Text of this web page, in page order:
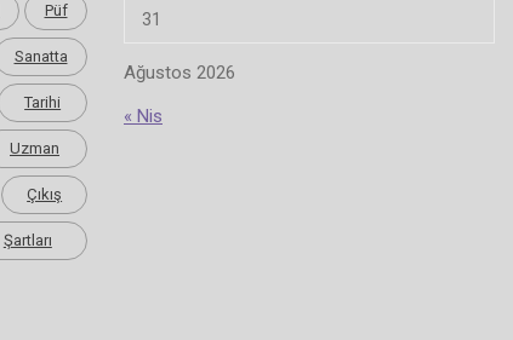
Püf
Sanatta
Tarihi
Uzman
Çıkış
Şartları
Ağustos 2026
31
« Nis